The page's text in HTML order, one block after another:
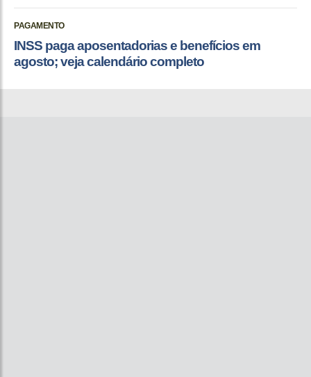
PAGAMENTO
INSS paga aposentadorias e benefícios em
agosto; veja calendário completo